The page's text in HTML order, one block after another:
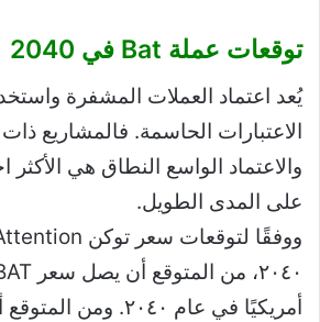
توقعات عملة Bat في 2040
يُعد اعتماد العملات المشفرة
الاعتبارات الحاسمة. فالمشاريع ذات
والاعتماد الواسع النطاق هي الأكثر
على المدى الطويل.
أمريكيًا في عام ٢٠٤٠.